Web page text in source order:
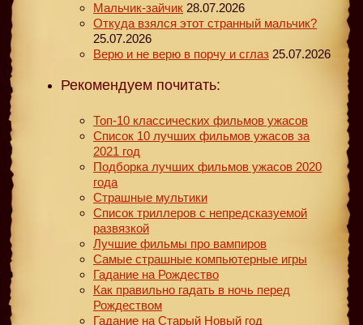
Мальчик-зайчик 28.07.2026
Откуда взялся этот странный мальчик?
25.07.2026
Верю и не верю в порчу и сглаз 25.07.2026
Рекомендуем почитать:
Топ-10 классических фильмов ужасов
Список 10 лучших фильмов ужасов за
2021 год
Подборка лучших фильмов ужасов 2020
года
Страшные мультики
Список триллеров с непредсказуемой
развязкой
Лучшие фильмы про вампиров
Самые страшные компьютерные игры
Гадание на Рождество
Как правильно гадать в ночь перед
Рождеством
Гадание на Старый Новый год